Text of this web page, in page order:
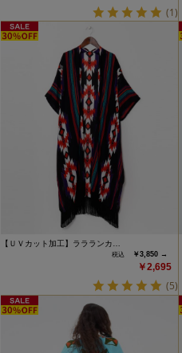
(1)
【ＵＶカット加工】ララランカ…
￥3,850 →
￥2,695
(5)